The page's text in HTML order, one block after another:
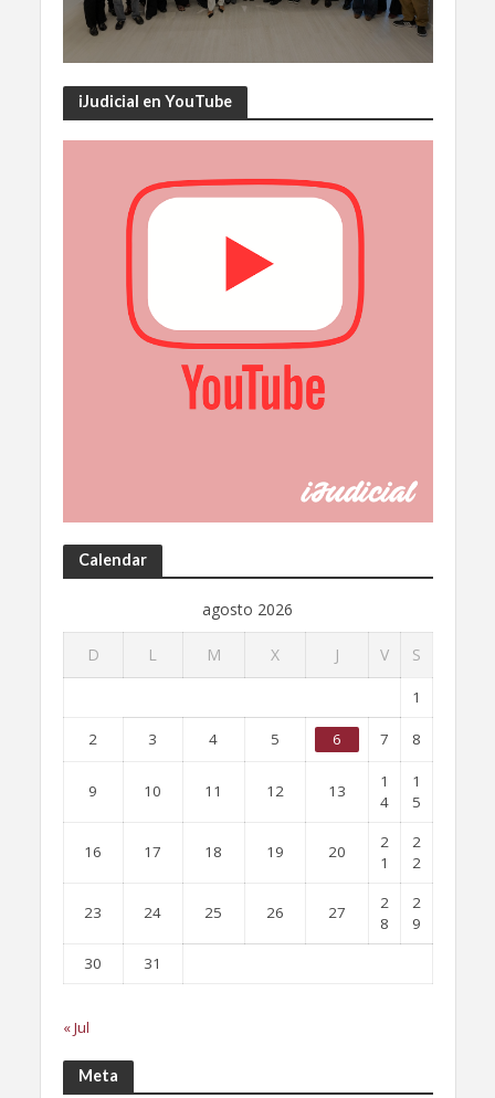
iJudicial en YouTube
Calendar
agosto 2026
D L M X J V S
1
2 3 4 5 6 7 8
9 10 11 12 13
1
4
1
5
16 17 18 19 20
2
1
2
2
23 24 25 26 27
2
8
2
9
30
31
« Jul
Meta